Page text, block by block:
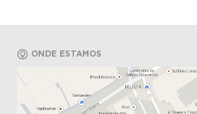
ONDE ESTAMOS